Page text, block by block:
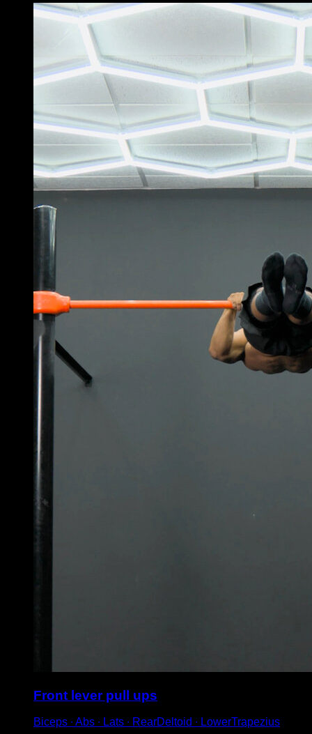
Front lever pull ups
Biceps ∙ Abs ∙ Lats ∙ RearDeltoid ∙ LowerTrapezius